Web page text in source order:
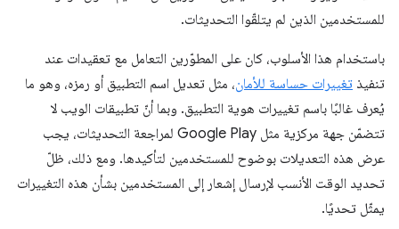
للمستخدمين الذين لم يتلقّوا التحديثات.
باستخدام هذا الأسلوب، كان على المطوّرين التعامل مع تعقيدات عند
تنفيذ تغييرات حساسة للأمان، مثل تعديل اسم التطبيق أو رمزه، وهو ما
يُعرف غالبًا باسم تغييرات هوية التطبيق. وبما أنّ تطبيقات الويب لا
تتضمّن جهة مركزية مثل Google Play لمراجعة التحديثات، يجب
عرض هذه التعديلات بوضوح للمستخدمين لتأكيدها. ومع ذلك، ظلّ
تحديد الوقت الأنسب لإرسال إشعار إلى المستخدمين بشأن هذه التغييرات
يمثّل تحديًا.